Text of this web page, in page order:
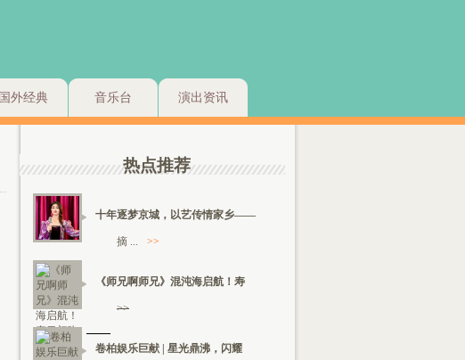
国外经典 音乐台 演出资讯
热点推荐
十年逐梦京城，以艺传情家乡——
摘 ... >>
《师兄啊师兄》混沌海启航！寿
>>
卷柏娱乐巨献 | 星光鼎沸，闪耀